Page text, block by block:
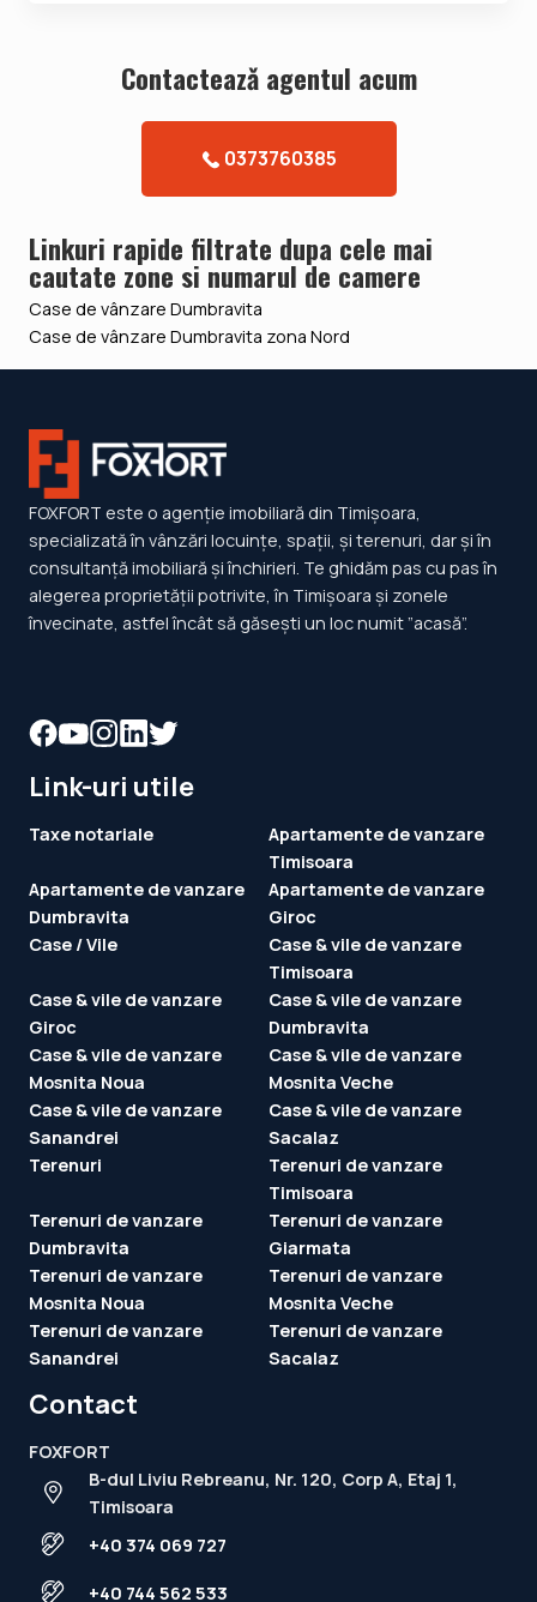
Contacteazǎ agentul acum
0373760385
Linkuri rapide filtrate dupa cele mai
cautate zone si numarul de camere
Case de vânzare Dumbravita
Case de vânzare Dumbravita zona Nord
FOXFORT este o agenție imobiliară din Timișoara,
specializată în vânzări locuințe, spații, și terenuri, dar și în
consultanță imobiliară și închirieri. Te ghidăm pas cu pas în
alegerea proprietății potrivite, în Timișoara și zonele
învecinate, astfel încât să găsești un loc numit ”acasă”.
Link-uri utile
Taxe notariale
Apartamente de vanzare
Timisoara
Apartamente de vanzare
Dumbravita
Apartamente de vanzare
Giroc
Case / Vile
Case & vile de vanzare
Timisoara
Case & vile de vanzare
Giroc
Case & vile de vanzare
Dumbravita
Case & vile de vanzare
Mosnita Noua
Case & vile de vanzare
Mosnita Veche
Case & vile de vanzare
Sanandrei
Case & vile de vanzare
Sacalaz
Terenuri
Terenuri de vanzare
Timisoara
Terenuri de vanzare
Dumbravita
Terenuri de vanzare
Giarmata
Terenuri de vanzare
Mosnita Noua
Terenuri de vanzare
Mosnita Veche
Terenuri de vanzare
Sanandrei
Terenuri de vanzare
Sacalaz
Contact
FOXFORT
B-dul Liviu Rebreanu, Nr. 120, Corp A, Etaj 1,
Timisoara
+40 374 069 727
+40 744 562 533